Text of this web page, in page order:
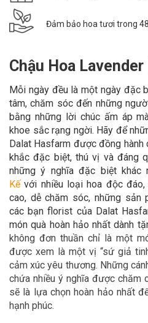
Đảm bảo hoa tươi trong
Chậu Hoa
Mỗi ngày đều là một ngày đặc
tâm, chăm sóc đến những
bằng những lời chúc ấm áp
khoe sắc rạng ngời. Hãy để
Dalat Hasfarm được đồng hành
khắc đặc biệt, thú vị và đáng
những ý nghĩa đặc biệt khác
Kế với nhiều loại hoa độc
cao, dễ chăm sóc, những sản
các bạn florist của Dalat
món quà hoàn hảo nhất dành
không đơn thuần chỉ là một
được xem là một vị “sứ giả
cảm xúc yêu thương. Những
chứa nhiều ý nghĩa được chăm
sẽ là lựa chọn hoàn hảo nhất
hạnh phúc.